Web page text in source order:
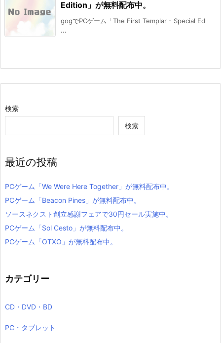
Edition」が無料配布中。
gogでPCゲーム「The First Templar - Special Ed
...
検索
検索
最近の投稿
PCゲーム「We Were Here Together」が無料配布中。
PCゲーム「Beacon Pines」が無料配布中。
ソースネクスト創立感謝フェアで30円セール実施中。
PCゲーム「Sol Cesto」が無料配布中。
PCゲーム「OTXO」が無料配布中。
カテゴリー
CD・DVD・BD
PC・タブレット